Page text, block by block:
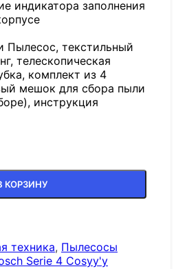
индикатора заполнения
Пылесос, текстильный
телескопическая
комплект из 4
мешок для сбора пыли
инструкция
КОРЗИНУ
техника, Пылесосы
Serie 4 Cosyy'y